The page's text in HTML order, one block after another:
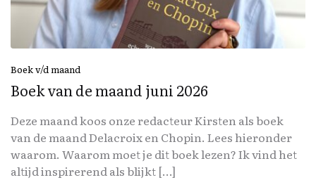
Boek v/d maand
Boek van de maand juni 2026
Deze maand koos onze redacteur Kirsten als boek
van de maand Delacroix en Chopin. Lees hieronder
waarom. Waarom moet je dit boek lezen? Ik vind het
altijd inspirerend als blijkt […]